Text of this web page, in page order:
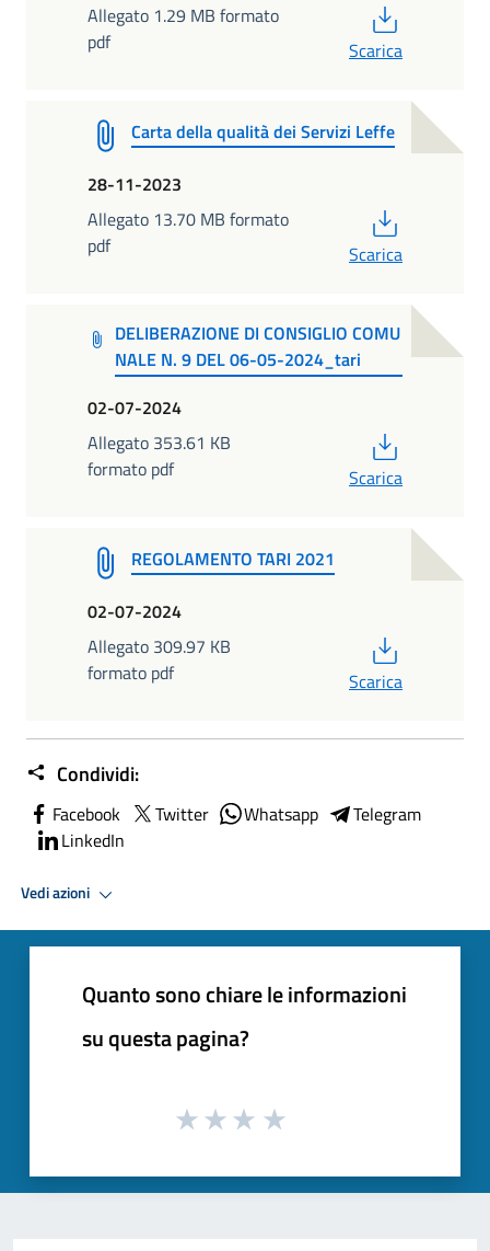
Allegato 1.29 MB formato
pdf
Scarica
Carta della qualità dei Servizi Leffe
28-11-2023
Allegato 13.70 MB formato
pdf
Scarica
DELIBERAZIONE DI CONSIGLIO COMU
NALE N. 9 DEL 06-05-2024_tari
02-07-2024
Allegato 353.61 KB
formato pdf
Scarica
REGOLAMENTO TARI 2021
02-07-2024
Allegato 309.97 KB
formato pdf
Scarica
Condividi:
Facebook Twitter Whatsapp
Telegram
LinkedIn
Vedi azioni
Quanto sono chiare le informazioni
su questa pagina?